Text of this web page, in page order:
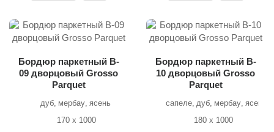
Бордюр паркетный B-
09 дворцовый Grosso
Parquet
дуб мербау ясень
170 х 1000
Бордюр паркетный B-
10 дворцовый Grosso
Parquet
сапеле дуб мербау ясень
180 х 1000